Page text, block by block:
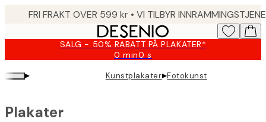
SALG - 50% RABATT PÅ PLAKATER*
0 min0 s
Gyldig
til
og
▸ Kunstplakater▸Fotokunst
Plakater